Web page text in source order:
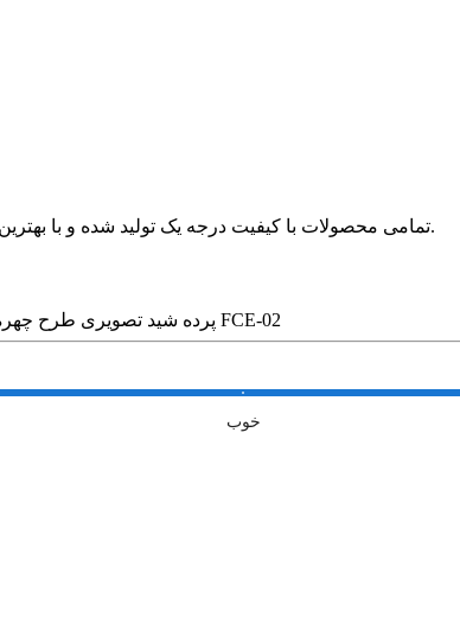
🛍 تمامی محصولات با کیفیت درجه یک تولید شده و با بهترین قیمت در بازار بدون واسطه در خدمت مشتریان عزیز قرار می گیرد.
پرده شید تصویری طرح چهره جک اسپارو کد FCE-02
خوب